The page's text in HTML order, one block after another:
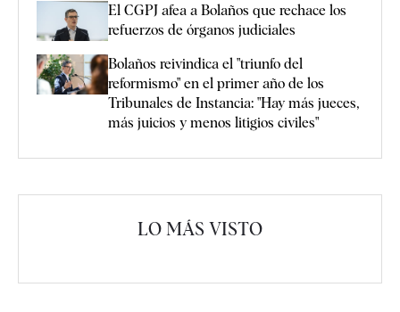
El CGPJ afea a Bolaños que rechace los
refuerzos de órganos judiciales
Bolaños reivindica el "triunfo del
reformismo" en el primer año de los
Tribunales de Instancia: "Hay más jueces,
más juicios y menos litigios civiles"
LO MÁS VISTO